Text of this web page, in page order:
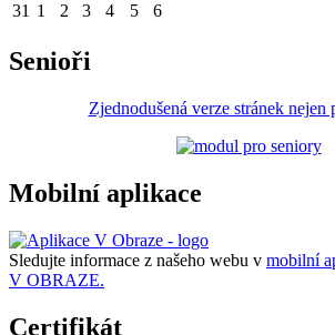
31 1 2 3 4 5 6
Senioři
Zjednodušená verze stránek nejen
Mobilní aplikace
Sledujte informace z našeho webu v mobilní
V OBRAZE.
Certifikát